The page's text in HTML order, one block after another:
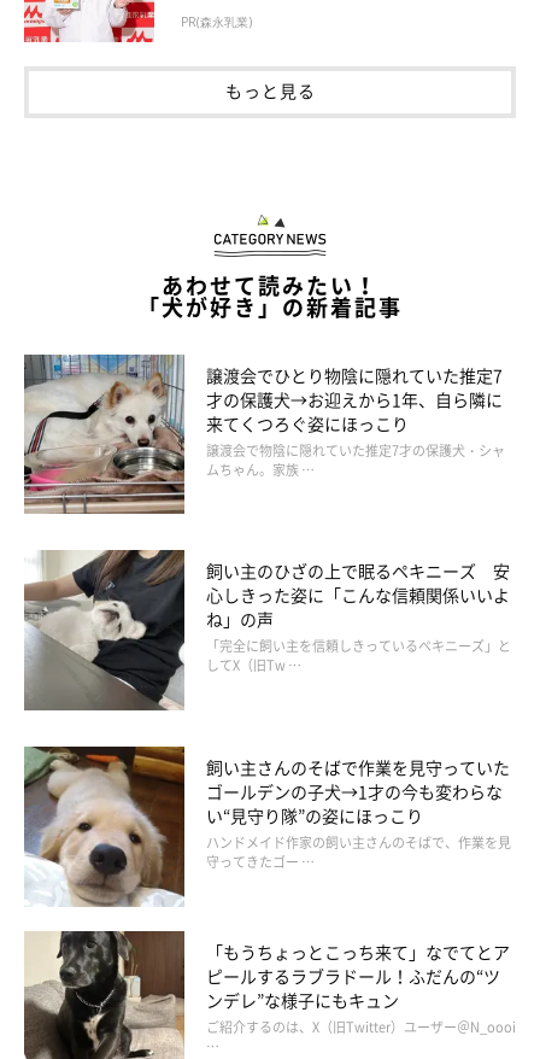
2頭とのこれからについて
アポロくんとコスモくんは、飼い主さんご家族のもとで健やかに
成長しています。毎日微笑ましいやりとりを見せてくれる2頭へ
の思いを、飼い主さんはこう話していました。
飼い主さん：
「コスモがもうすぐ1才になるので、今後は2頭を連れてたくさん
お出かけをしたいです。コスモがまだまだお勉強中のため心労が
つきものではありますが、今年はスキーや犬ぞりなど、2頭と一
緒に挑戦できればなと思っています！」
PR(森永乳業)
もっと見る
あわせて読みたい！
「犬が好き」の新着記事
譲渡会でひとり物陰に隠れていた推定7
才の保護犬→お迎えから1年、自ら隣に
来てくつろぐ姿にほっこり
譲渡会で物陰に隠れていた推定7才の保護犬・シャ
ムちゃん。家族 …
飼い主のひざの上で眠るペキニーズ 安
心しきった姿に「こんな信頼関係いいよ
ね」の声
「完全に飼い主を信頼しきっているペキニーズ」と
してX（旧Tw …
飼い主さんのそばで作業を見守っていた
ゴールデンの子犬→1才の今も変わらな
い“見守り隊”の姿にほっこり
ハンドメイド作家の飼い主さんのそばで、作業を見
守ってきたゴー …
「もうちょっとこっち来て」なでてとア
ピールするラブラドール！ふだんの“ツ
ンデレ”な様子にもキュン
ご紹介するのは、X（旧Twitter）ユーザー＠N_oooi
…